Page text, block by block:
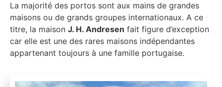
La majorité des portos sont aux mains de grandes
maisons ou de grands groupes internationaux. A ce
titre, la maison J. H. Andresen fait figure d’exception
car elle est une des rares maisons indépendantes
appartenant toujours à une famille portugaise.